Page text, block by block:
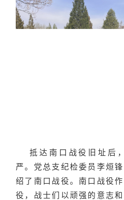
抵达南口战役旧址后
严。党总支纪检委员李烜
绍了南口战役。南口战役
役，战士们以顽强的意志